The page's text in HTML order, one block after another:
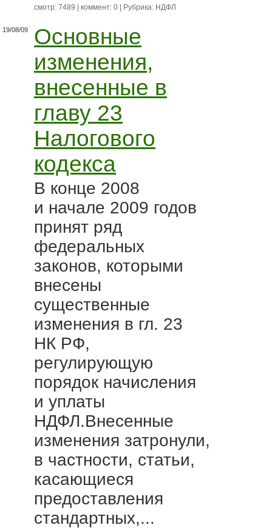
смотр: 7489 | коммент: 0 | Рубрика: НДФЛ
19/08/09
Основные
изменения,
внесенные в
главу 23
Налогового
кодекса
В конце 2008
и начале 2009 годов
принят ряд
федеральных
законов, которыми
внесены
существенные
изменения в гл. 23
НК РФ,
регулирующую
порядок начисления
и уплаты
НДФЛ.Внесенные
изменения затронули,
в частности, статьи,
касающиеся
предоставления
стандартных,...